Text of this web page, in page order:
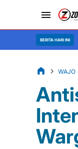
BERITA HARI INI
WAJO